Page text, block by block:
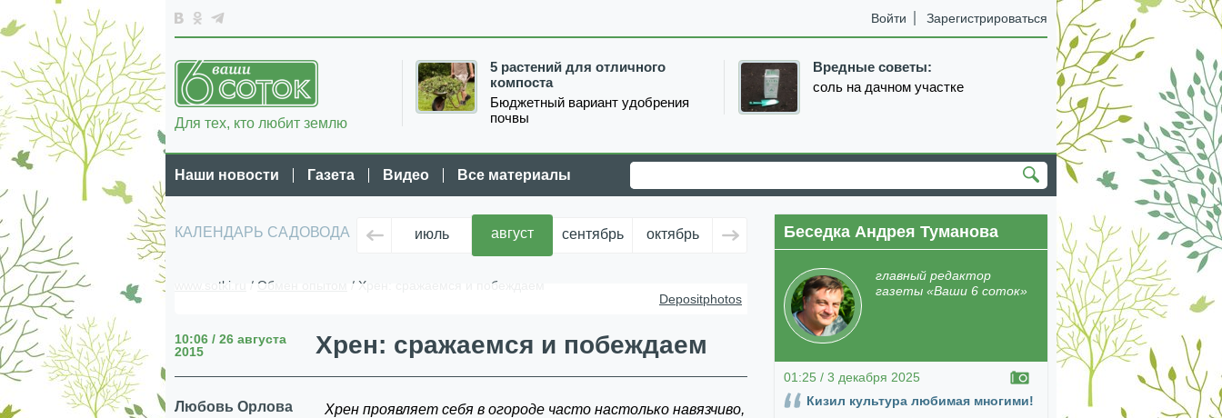
Войти Зарегистрироваться
5 растений для отличного
компоста
Бюджетный вариант удобрения
почвы
Вредные советы:
соль на дачном участке
Для тех, кто любит землю
Наши новости Газета Видео Все материалы
КАЛЕНДАРЬ САДОВОДА июль август сентябрь октябрь ноябрь декабрь январь февраль март апрель
www.sotki.ru / Обмен опытом
/ Хрен: сражаемся и побеждаем
Depositphotos
10:06 / 26 августа
2015
Хрен: сражаемся и побеждаем
Любовь Орлова
Хрен проявляет себя в огороде часто настолько навязчиво,
Беседка Андрея Туманова
главный редактор
газеты «Ваши 6 соток»
01:25 / 3 декабря 2025
Кизил культура любимая многими!